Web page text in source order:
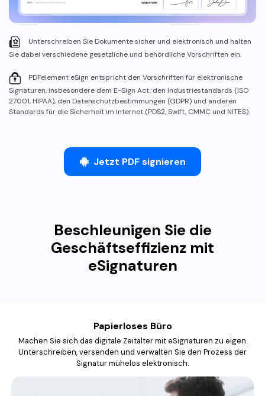
Unterschreiben Sie Dokumente sicher und elektronisch und halten
Sie dabei verschiedene gesetzliche und behördliche Vorschriften ein.
PDFelement eSign entspricht den Vorschriften für elektronische
Signaturen, insbesondere dem E-Sign Act, den Industriestandards (ISO
27001, HIPAA), den Datenschutzbestimmungen (GDPR) und anderen
Standards für die Sicherheit im Internet (PDS2, Swift, CMMC und NITES).
Jetzt PDF signieren
Beschleunigen Sie die
Geschäftseffizienz mit
eSignaturen
Kosten senken
Reduzieren Sie die Verwaltungskosten, die mit dem Druck, dem
Versand und der manuellen Bearbeitung von Vereinbarungen
verbunden sind.